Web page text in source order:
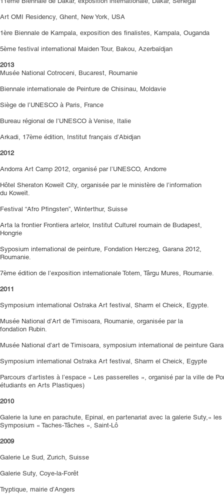
Art OMI Residency, Ghent, New York, USA
1ère Biennale de Kampala, exposition des finalistes, Kampala, Ouganda
5ème festival international Maiden Tour, Bakou, Azerbaïdjan
2013
Musée National Cotroceni, Bucarest, Roumanie
Biennale internationale de Peinture de Chisinau, Moldavie
Siège de l’UNESCO à Paris, France
Bureau régional de l’UNESCO à Venise, Italie
Arkadi, 17ème édition, Institut français d’Abidjan
2012
Andorra Art Camp 2012, organisé par l’UNESCO, Andorre
Hôtel Sheraton Koweït City, organisée par le ministère de l’information
du Koweït.
Festival “Afro Pfingsten”, Winterthur, Suisse
Arta la frontier Frontiera artelor, Institut Culturel roumain de Budapest,
Hongrie
Syposium international de peinture, Fondation Herczeg, Garana 2012,
Roumanie.
7ème édition de l’exposition internationale Totem, Târgu Mures, Roumanie.
2011
Symposium international Ostraka Art festival, Sharm el Cheick, Egypte.
Musée National d’Art de Timisoara, Roumanie, organisée par la
fondation Rubin.
Musée National d’art de Timisoara, symposium international de peinture
Symposium international Ostraka Art festival, Sharm el Cheick, Egypte
Parcours d’artistes à l’espace « Les passerelles », organisé par la ville de
étudiants en Arts Plastiques)
2010
Galerie la lune en parachute, Epinal, en partenariat avec la galerie Suty,«
Symposium « Taches-Tâches », Saint-Lô
2009
Galerie Le Sud, Zurich, Suisse
Galerie Suty, Coye-la-Forêt
Tryptique, mairie d’Angers